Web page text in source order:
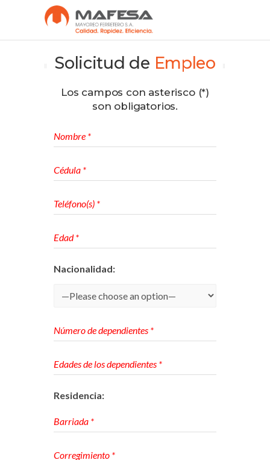
Solicitud de Empleo
Los campos con asterisco (*)
son obligatorios.
Nacionalidad:
Residencia: